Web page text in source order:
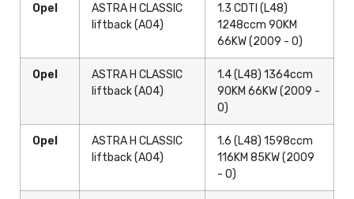
Opel
ASTRA H CLASSIC
liftback (A04)
1.3 CDTI (L48)
1248ccm 90KM
66KW (2009 - 0)
Opel
ASTRA H CLASSIC
liftback (A04)
1.4 (L48) 1364ccm
90KM 66KW (2009 -
0)
Opel
ASTRA H CLASSIC
liftback (A04)
1.6 (L48) 1598ccm
116KM 85KW (2009
- 0)